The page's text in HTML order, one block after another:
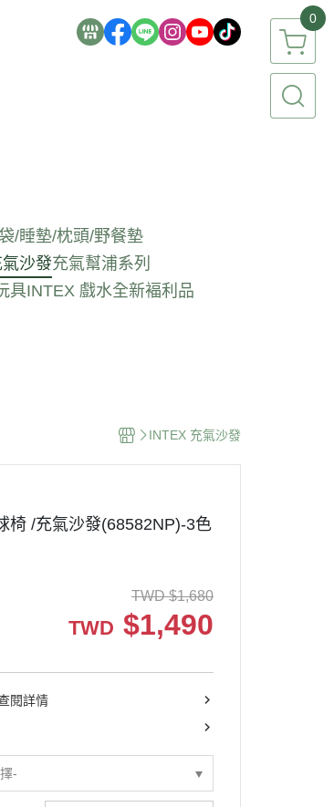
0
/睡墊/枕頭/野餐墊
沙發充氣幫浦系列
具INTEX 戲水全新褔利品
INTEX 充氣沙發
椅 /充氣沙發(68582NP)-3色
TWD $1,680
TWD $1,490
閱詳情
-